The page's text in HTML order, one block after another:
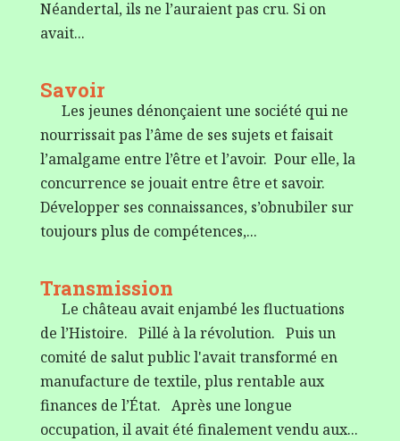
Néandertal, ils ne l’auraient pas cru. Si on
avait...
Savoir
Les jeunes dénonçaient une société qui ne
nourrissait pas l’âme de ses sujets et faisait
l’amalgame entre l’être et l’avoir. Pour elle, la
concurrence se jouait entre être et savoir.
Développer ses connaissances, s’obnubiler sur
toujours plus de compétences,...
Transmission
Le château avait enjambé les fluctuations
de l’Histoire. Pillé à la révolution. Puis un
comité de salut public l'avait transformé en
manufacture de textile, plus rentable aux
finances de l’État. Après une longue
occupation, il avait été finalement vendu aux...